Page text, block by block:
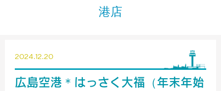
港店
2024.12.20
広島空港＊はっさく大福（年末年始